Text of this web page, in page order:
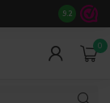
Meer dan
9.2
0